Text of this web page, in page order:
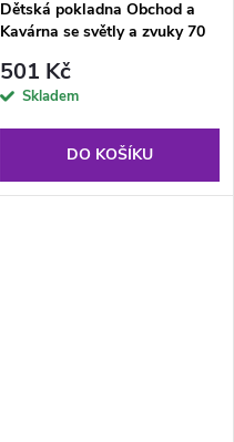
Dětská pokladna Obchod a
Kavárna se světly a zvuky 70
501 Kč
Skladem
DO KOŠÍKU